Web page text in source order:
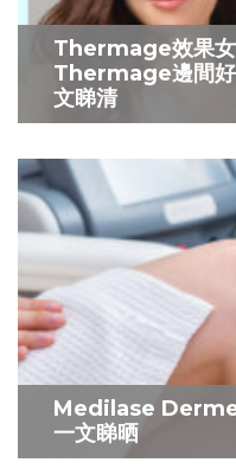
Thermage效果女
Thermage邊間好
文睇清
Medilase
一文睇晒